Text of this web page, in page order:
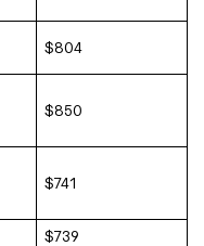
$804
$850
$741
$739